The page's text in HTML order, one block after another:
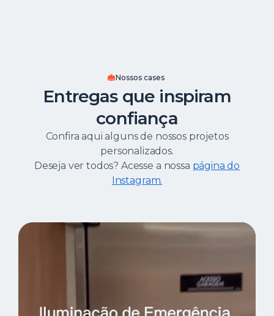
Nossos cases
Entregas que inspiram
confiança
Confira aqui alguns de nossos projetos
personalizados.
Deseja ver todos? Acesse a nossa página do
Instagram.